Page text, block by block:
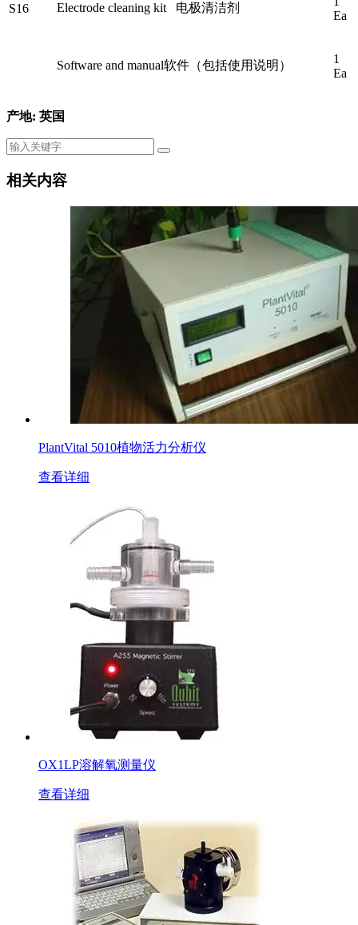
S16 Electrode cleaning kit 电极清洁剂
Ea
Software and manual软件（包括使用说明）
1
Ea
产地: 英国
相关内容
PlantVital 5010植物活力分析仪
查看详细
OX1LP溶解氧测量仪
查看详细